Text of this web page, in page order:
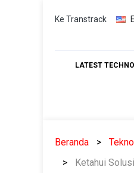
Skip
Ke Transtrack
LATEST
Beranda
Ketahui